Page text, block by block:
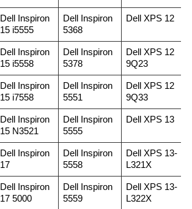
Dell Inspiron
15 i5555
Dell Inspiron
5368
Dell XPS 12
Dell Inspiron
15 i5558
Dell Inspiron
5378
Dell XPS 12
9Q23
Dell Inspiron
15 i7558
Dell Inspiron
5551
Dell XPS 12
9Q33
Dell Inspiron
15 N3521
Dell Inspiron
5555
Dell XPS 13
Dell Inspiron
17
Dell Inspiron
5558
Dell XPS 13-
L321X
Dell Inspiron
17 5000
Dell Inspiron
5559
Dell XPS 13-
L322X